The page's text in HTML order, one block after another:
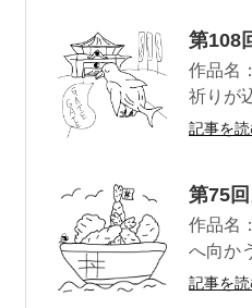
第108
作品名
祈りが
記事を
第75
作品名
へ向か
記事を